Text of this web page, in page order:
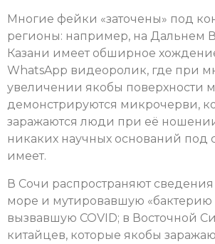
Многие фейки «заточены» под
регионы: например, на Дальнем
Казани имеет обширное
WhatsApp видеоролик, где при
увеличении якобы поверхности
демонстрируются микрочерви,
заражаются люди при её
никаких научных оснований под
имеет.
В Сочи распространяют
море и мутировавшую
вызвавшую COVID; в Восточной
китайцев, которые якобы